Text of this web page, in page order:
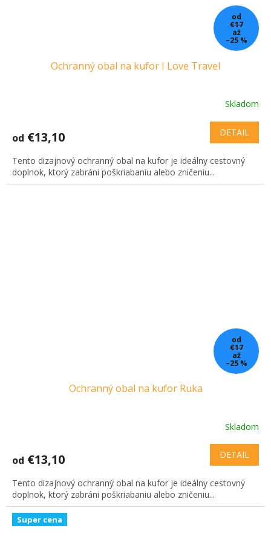
od
€17
až
–25 %
Ochranný obal na kufor I Love Travel
Skladom
od €13,10 DETAIL
Tento dizajnový ochranný obal na kufor je ideálny cestovný
doplnok, ktorý zabráni poškriabaniu alebo zničeniu...
od
€17
až
–25 %
Ochranný obal na kufor Ruka
Skladom
od €13,10 DETAIL
Tento dizajnový ochranný obal na kufor je ideálny cestovný
doplnok, ktorý zabráni poškriabaniu alebo zničeniu...
Super cena